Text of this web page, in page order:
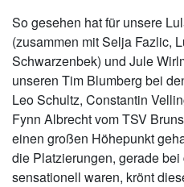
So gesehen hat für unsere
(zusammen mit Selja Fazlic,
Schwarzenbek) und Jule
unseren Tim Blumberg bei
Leo Schultz, Constantin
Fynn Albrecht vom TSV
einen großen Höhepunkt
die Platzierungen, gerade
sensationell waren, krönt